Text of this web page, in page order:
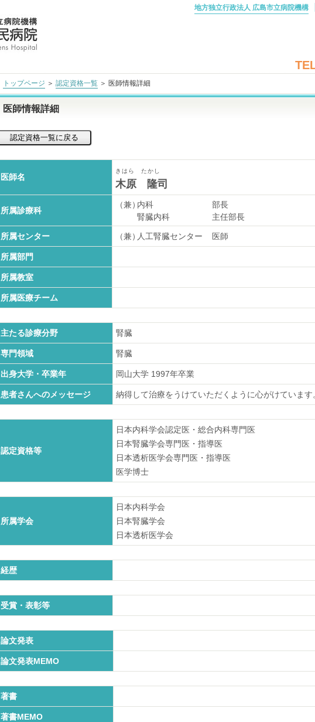
地方独立行政法人 広島市立病院機構
トップページ ＞ 認定資格一覧 ＞ 医師情報詳細
医師情報詳細
医師名
きはら たかし
木原 隆司
所属診療科
（兼）内科
部長
腎臓内科
主任部長
所属センター （兼）人工腎臓センター 医師
所属部門
所属教室
所属医療チーム
主たる診療分野 腎臓
専門領域 腎臓
出身大学・卒業年 岡山大学 1997年卒業
患者さんへのメッセージ 納得して治療をうけていただくように心がけています
認定資格等
日本内科学会認定医・総合内科専門医
日本腎臓学会専門医・指導医
日本透析医学会専門医・指導医
医学博士
所属学会
日本内科学会
日本腎臓学会
日本透析医学会
経歴
受賞・表彰等
論文発表
論文発表MEMO
著書
著書MEMO